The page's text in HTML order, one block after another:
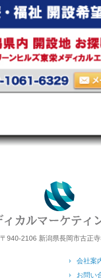
〒940-2106 新潟県長岡市古正
会社案
お問い